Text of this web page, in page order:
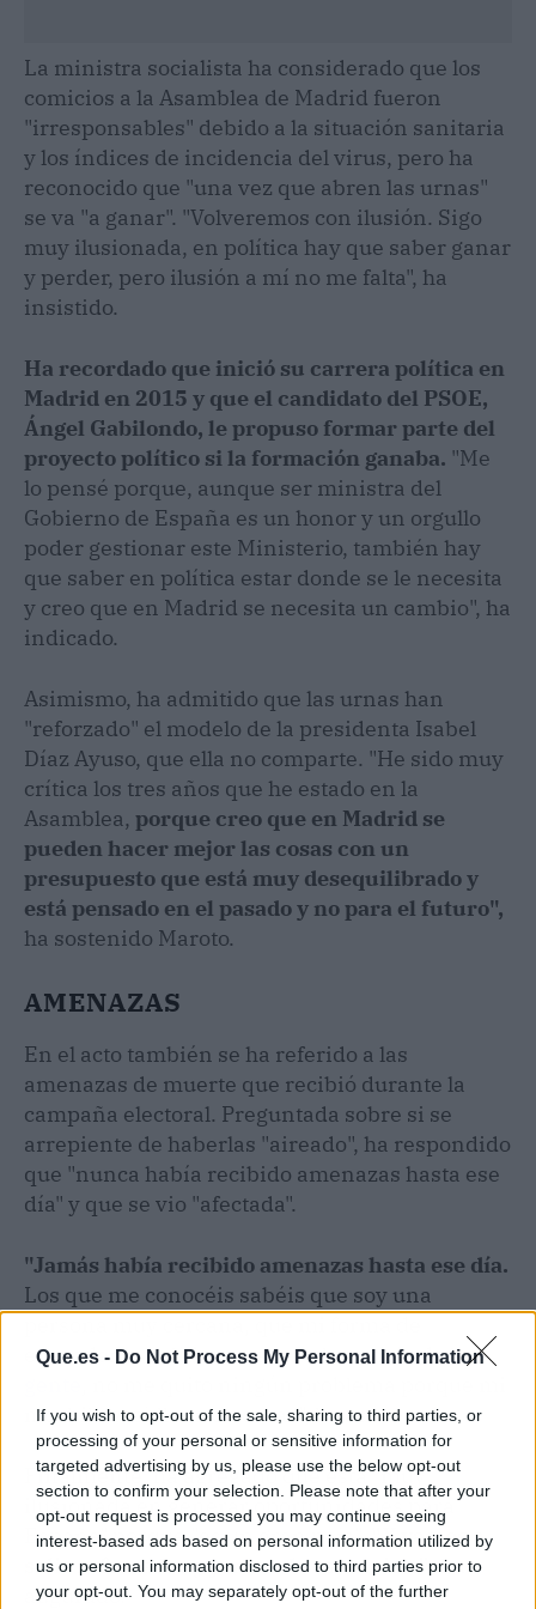
Que.es - Do Not Process My Personal Information
If you wish to opt-out of the sale, sharing to third parties, or
processing of your personal or sensitive information for
targeted advertising by us, please use the below opt-out
section to confirm your selection. Please note that after your
opt-out request is processed you may continue seeing
interest-based ads based on personal information utilized by
us or personal information disclosed to third parties prior to
your opt-out. You may separately opt-out of the further
La ministra socialista ha considerado que los
comicios a la Asamblea de Madrid fueron
"irresponsables" debido a la situación sanitaria
y los índices de incidencia del virus, pero ha
reconocido que "una vez que abren las urnas"
se va "a ganar". "Volveremos con ilusión. Sigo
muy ilusionada, en política hay que saber ganar
y perder, pero ilusión a mí no me falta", ha
insistido.
Ha recordado que inició su carrera política en
Madrid en 2015 y que el candidato del PSOE,
Ángel Gabilondo, le propuso formar parte del
proyecto político si la formación ganaba. "Me
lo pensé porque, aunque ser ministra del
Gobierno de España es un honor y un orgullo
poder gestionar este Ministerio, también hay
que saber en política estar donde se le necesita
y creo que en Madrid se necesita un cambio", ha
indicado.
Asimismo, ha admitido que las urnas han
"reforzado" el modelo de la presidenta Isabel
Díaz Ayuso, que ella no comparte. "He sido muy
crítica los tres años que he estado en la
Asamblea, porque creo que en Madrid se
pueden hacer mejor las cosas con un
presupuesto que está muy desequilibrado y
está pensado en el pasado y no para el futuro",
ha sostenido Maroto.
AMENAZAS
En el acto también se ha referido a las
amenazas de muerte que recibió durante la
campaña electoral. Preguntada sobre si se
arrepiente de haberlas "aireado", ha respondido
que "nunca había recibido amenazas hasta ese
día" y que se vio "afectada".
"Jamás había recibido amenazas hasta ese día.
Los que me conocéis sabéis que soy una
entender la política es estar al servicio de la
mochila está llena de cosas", ha aseverado.
Finalmente, ha agregado que está "muy
ilusionada en generar oportunidades para
España" porque "es un gran país"."Y vamos a
salir reforzados y juntos de esta crisis" , ha
augurado.